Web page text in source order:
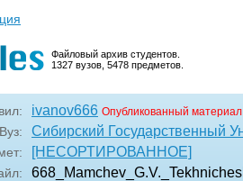
Файловый архив студентов.
1327 вузов, 5478 предметов.
ivanov666 Опубликованный
Вуз: Сибирский Государственный
[НЕСОРТИРОВАННОЕ]